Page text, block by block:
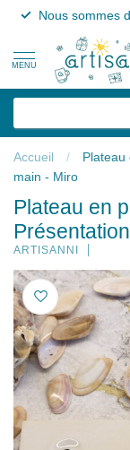
Nous sommes
MENU
Accueil /
Plateau
main - Miro
Plateau en
ARTISANNI